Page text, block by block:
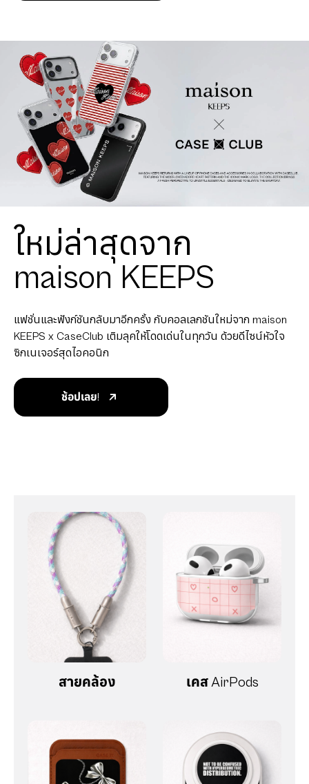
ใหม่ล่าสุดจาก
maison KEEPS
แฟชั่นและฟังก์ชันกลับมาอีกครั้ง กับคอลเลกชันใหม่จาก maison
KEEPS x CaseClub เติมลุคให้โดดเด่นในทุกวัน ด้วยดีไซน์หัวใจ
ซิกเนเจอร์สุดไอคอนิก
ช้อปเลย!
สายคล้อง เคส AirPods